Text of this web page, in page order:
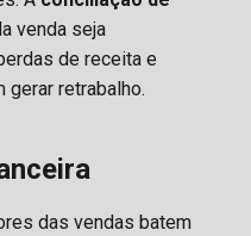
venda seja
de receita e
gerar retrabalho.
das vendas batem